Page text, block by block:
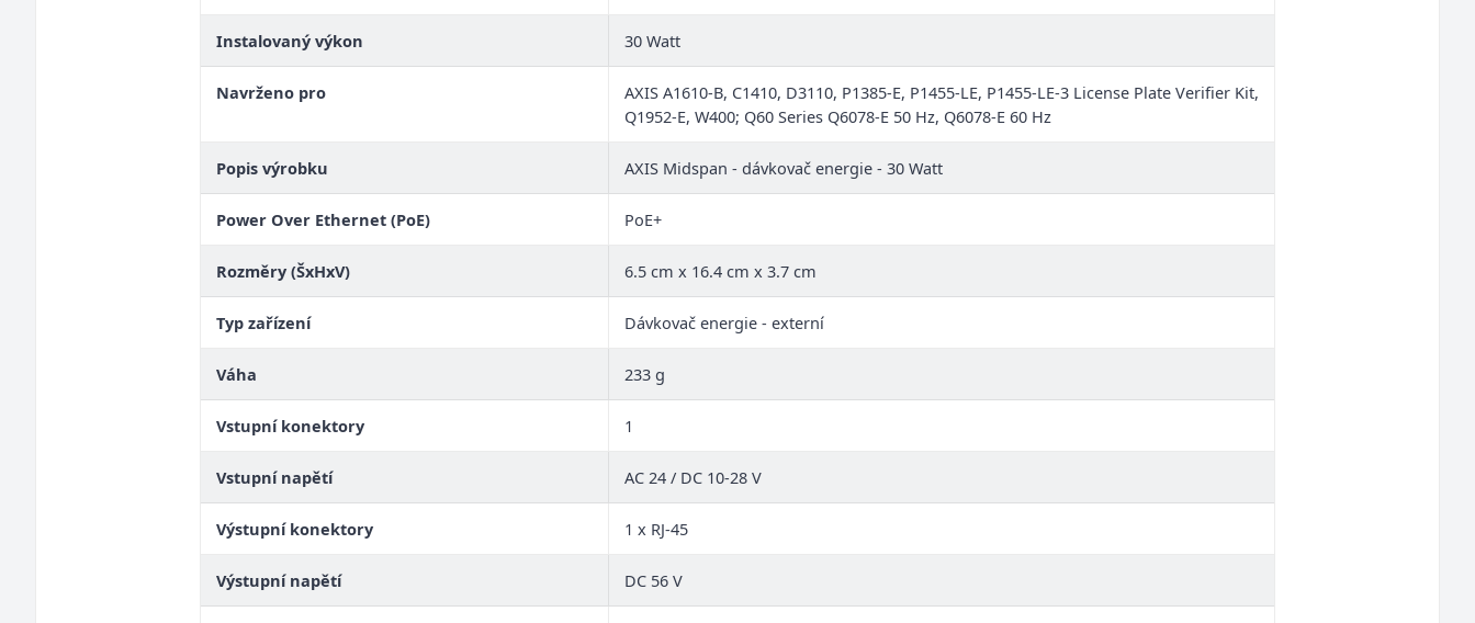
Instalovaný výkon 30 Watt
Navrženo pro
AXIS A1610-B, C1410, D3110, P1385-E, P1455-LE, P1455-LE-3 License Plate Verifier Kit,
Q1952-E, W400; Q60 Series Q6078-E 50 Hz, Q6078-E 60 Hz
Popis výrobku AXIS Midspan - dávkovač energie - 30 Watt
Power Over Ethernet (PoE) PoE+
Rozměry (ŠxHxV) 6.5 cm x 16.4 cm x 3.7 cm
Typ zařízení Dávkovač energie - externí
Váha 233 g
Vstupní konektory 1
Vstupní napětí AC 24 / DC 10-28 V
Výstupní konektory 1 x RJ-45
Výstupní napětí DC 56 V